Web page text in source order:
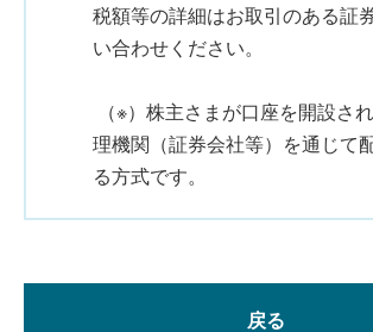
税額等の詳細はお取引のある証
い合わせください。
（※）株主さまが口座を開設さ
理機関（証券会社等）を通じて
る方式です。
戻る